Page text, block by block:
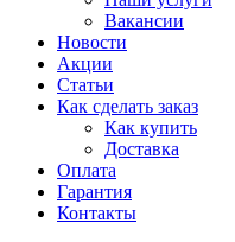
Вакансии
Новости
Акции
Статьи
Как сделать заказ
Как купить
Доставка
Оплата
Гарантия
Контакты